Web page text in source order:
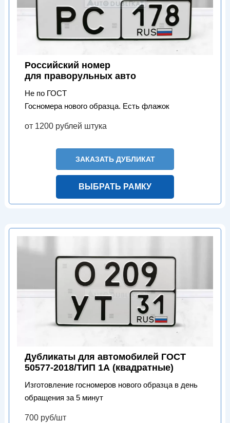
Российский номер
для праворульных авто
Не по ГОСТ
Госномера нового образца. Есть флажок
от 1200 рублей штука
ЗАКАЗАТЬ ДУБЛИКАТ
ВЫБРАТЬ РАМКУ
Дубликаты для автомобилей ГОСТ
50577-2018/ТИП 1А (квадратные)
Изготовление госномеров нового образца в день
обращения за 5 минут
700 руб/шт